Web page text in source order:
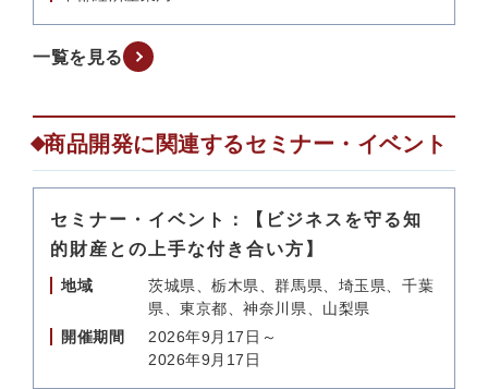
一覧を見る
商品開発に関連するセミナー・イベント
セミナー・イベント：【ビジネスを守る知
的財産との上手な付き合い方】
地域
茨城県、栃木県、群馬県、埼玉県、千葉
県、東京都、神奈川県、山梨県
開催期間
2026年9月17日～
2026年9月17日